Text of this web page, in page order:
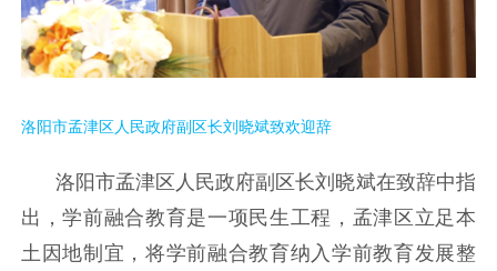
洛阳市孟津区人民政府副区长刘晓斌致欢迎辞
洛阳市孟津区人民政府副区长刘晓斌在致辞中指
出，学前融合教育是一项民生工程，孟津区立足本
土因地制宜，将学前融合教育纳入学前教育发展整